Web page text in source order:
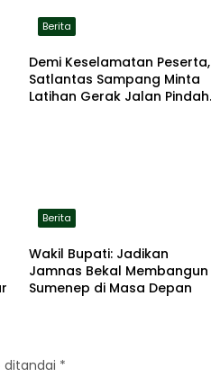
Berita
Demi Keselamatan Peserta,
Satlantas Sampang Minta
Latihan Gerak Jalan Pindah
Berita
Wakil Bupati: Jadikan
Jamnas Bekal Membangun
Sumenep di Masa Depan
ditandai *